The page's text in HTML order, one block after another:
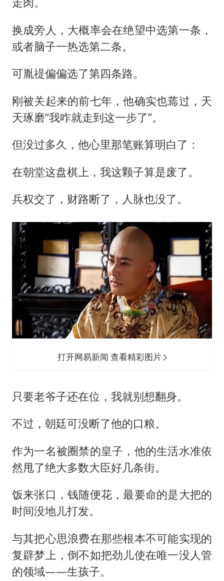
换成旁人，大概率会在绝望中选第一条，
或者脑子一热选第二条。
可胤禔偏偏选了第四条路。
刚被关起来的前七年，他确实也蔫过，天
天琢磨“我咋就走到这一步了”。
但没过多久，他心里那笔账算明白了：
在朝堂这盘棋上，我这颗子算是废了。
兵权交了，财路断了，人脉也没了。
打开网易新闻 查看精彩图片
只要老爷子还在位，我就别想翻身。
不过，朝廷可没断了他的口粮。
作为一名被圈禁的皇子，他的生活水准依
然甩了绝大多数大臣好几条街。
饭来张口，钱随便花，最要命的是大把的
时间没地儿打发。
与其把心思浪费在那些根本不可能实现的
复辟梦上，倒不如把劲儿使在唯一没人管
的领域——生孩子。